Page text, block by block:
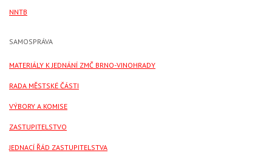
NNTB
SAMOSPRÁVA
MATERIÁLY K JEDNÁNÍ ZMČ BRNO-VINOHRADY
RADA MĚSTSKÉ ČÁSTI
VÝBORY A KOMISE
ZASTUPITELSTVO
JEDNACÍ ŘÁD ZASTUPITELSTVA